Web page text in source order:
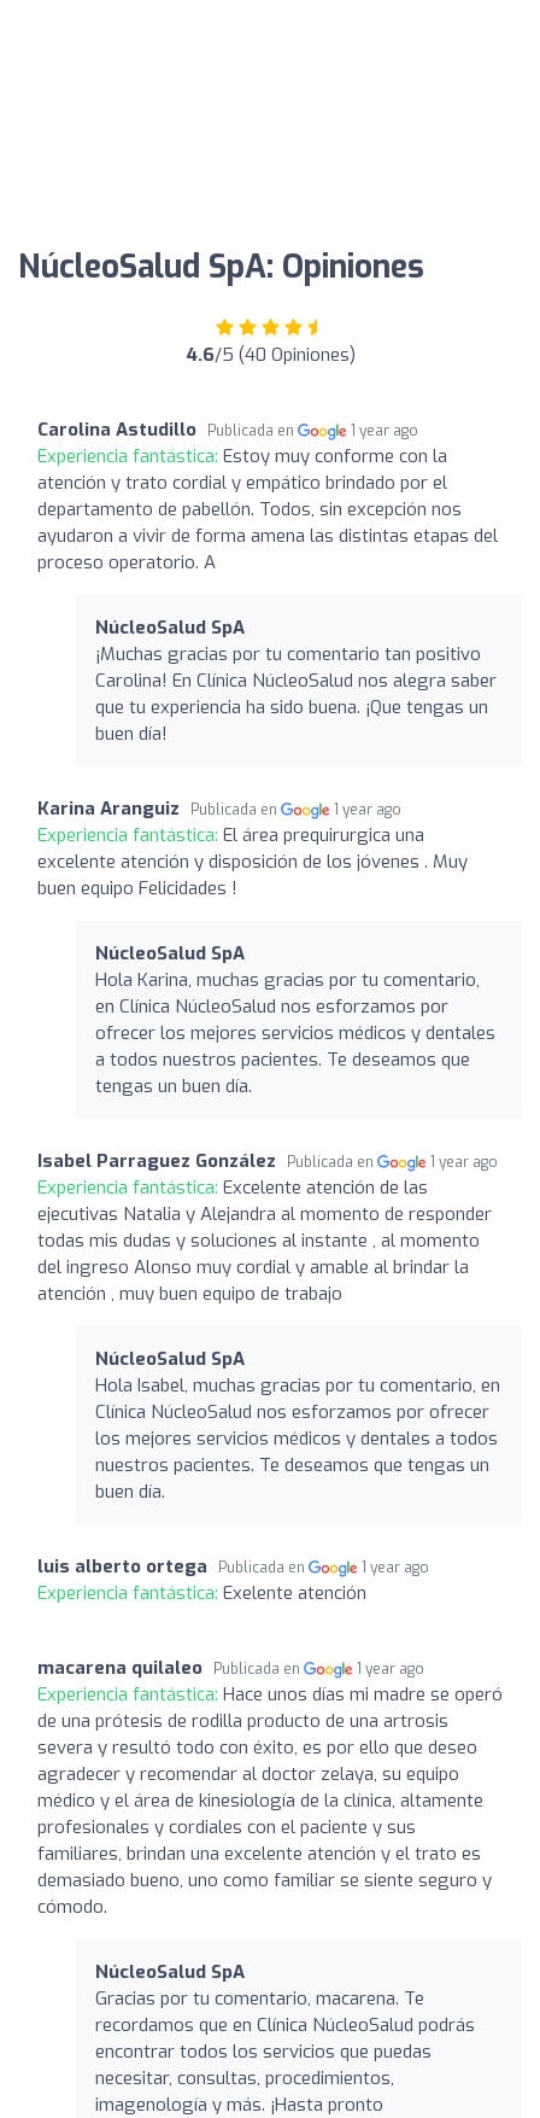
NúcleoSalud SpA: Opiniones
4.6/5 (40 Opiniones)
Carolina Astudillo Publicada en 1 year ago
Experiencia fantástica: Estoy muy conforme con la
atención y trato cordial y empático brindado por el
departamento de pabellón. Todos, sin excepción nos
ayudaron a vivir de forma amena las distintas etapas del
proceso operatorio. A
NúcleoSalud SpA
¡Muchas gracias por tu comentario tan positivo
Carolina! En Clínica NúcleoSalud nos alegra saber
que tu experiencia ha sido buena. ¡Que tengas un
buen día!
Karina Aranguiz Publicada en 1 year ago
Experiencia fantástica: El área prequirurgica una
excelente atención y disposición de los jóvenes . Muy
buen equipo Felicidades !
NúcleoSalud SpA
Hola Karina, muchas gracias por tu comentario,
en Clínica NúcleoSalud nos esforzamos por
ofrecer los mejores servicios médicos y dentales
a todos nuestros pacientes. Te deseamos que
tengas un buen día.
Isabel Parraguez González Publicada en 1 year ago
Experiencia fantástica: Excelente atención de las
ejecutivas Natalia y Alejandra al momento de responder
todas mis dudas y soluciones al instante , al momento
del ingreso Alonso muy cordial y amable al brindar la
atención , muy buen equipo de trabajo
NúcleoSalud SpA
Hola Isabel, muchas gracias por tu comentario, en
Clínica NúcleoSalud nos esforzamos por ofrecer
los mejores servicios médicos y dentales a todos
nuestros pacientes. Te deseamos que tengas un
buen día.
luis alberto ortega Publicada en 1 year ago
Experiencia fantástica: Exelente atención
macarena quilaleo Publicada en 1 year ago
Experiencia fantástica: Hace unos días mi madre se operó
de una prótesis de rodilla producto de una artrosis
severa y resultó todo con éxito, es por ello que deseo
agradecer y recomendar al doctor zelaya, su equipo
médico y el área de kinesiología de la clínica, altamente
profesionales y cordiales con el paciente y sus
familiares, brindan una excelente atención y el trato es
demasiado bueno, uno como familiar se siente seguro y
cómodo.
NúcleoSalud SpA
Gracias por tu comentario, macarena. Te
recordamos que en Clínica NúcleoSalud podrás
encontrar todos los servicios que puedas
necesitar, consultas, procedimientos,
imagenología y más. ¡Hasta pronto